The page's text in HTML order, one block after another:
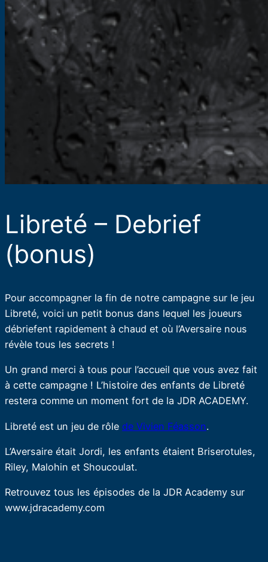
Libreté – Debrief
(bonus)
Pour accompagner la fin de notre campagne sur le jeu
Libreté, voici un petit bonus dans lequel les joueurs
débriefent rapidement à chaud et où l’Aversaire nous
révèle tous les secrets !
Un grand merci à tous pour l’accueil que vous avez fait
à cette campagne ! L’histoire des enfants de Libreté
restera comme un moment fort de la JDR ACADEMY.
Libreté est un jeu de rôle de Vivien Féasson.
L’Aversaire était Jordi, les enfants étaient Briserotules,
Riley, Malohin et Shoucoulat.
Retrouvez tous les épisodes de la JDR Academy sur
www.jdracademy.com